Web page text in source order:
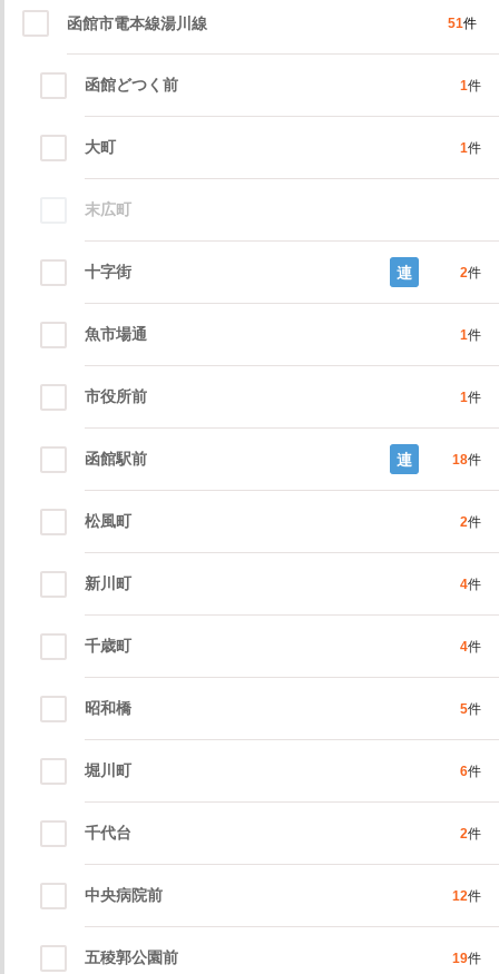
函館市電本線湯川線 51件
函館どつく前 1件
大町 1件
末広町
十字街 連 2件
魚市場通 1件
市役所前 1件
函館駅前 連 18件
松風町 2件
新川町 4件
千歳町 4件
昭和橋 5件
堀川町 6件
千代台 2件
中央病院前 12件
五稜郭公園前 19件